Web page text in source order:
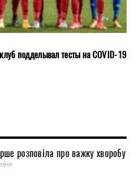
подделывал тесты на COVID-19
розповіла про важку хворобу